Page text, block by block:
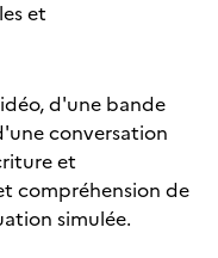
et
d'une bande
conversation
et
compréhension de
simulée.